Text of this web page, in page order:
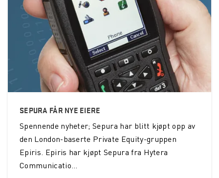
SEPURA FÅR NYE EIERE
Spennende nyheter; Sepura har blitt kjøpt opp av
den London-baserte Private Equity-gruppen
Epiris. Epiris har kjøpt Sepura fra Hytera
Communicatio...